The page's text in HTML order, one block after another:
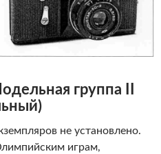
группа II
не установлено.
играм,